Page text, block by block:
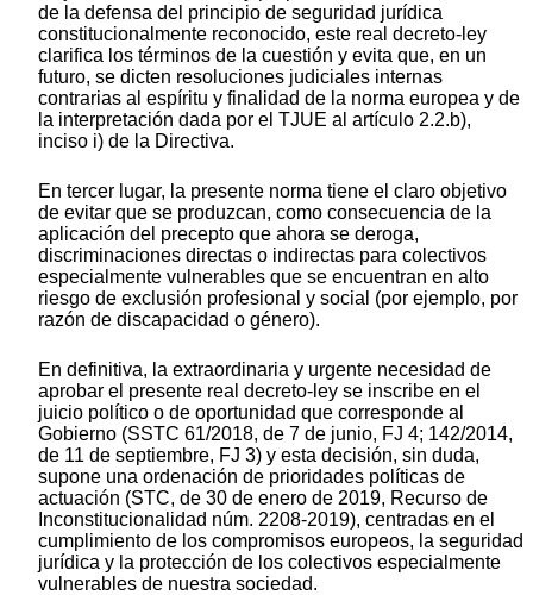
de la defensa del principio de seguridad jurídica
constitucionalmente reconocido, este real decreto-ley
clarifica los términos de la cuestión y evita que, en un
futuro, se dicten resoluciones judiciales internas
contrarias al espíritu y finalidad de la norma europea y de
la interpretación dada por el TJUE al artículo 2.2.b),
inciso i) de la Directiva.
En tercer lugar, la presente norma tiene el claro objetivo
de evitar que se produzcan, como consecuencia de la
aplicación del precepto que ahora se deroga,
discriminaciones directas o indirectas para colectivos
especialmente vulnerables que se encuentran en alto
riesgo de exclusión profesional y social (por ejemplo, por
razón de discapacidad o género).
En definitiva, la extraordinaria y urgente necesidad de
aprobar el presente real decreto-ley se inscribe en el
juicio político o de oportunidad que corresponde al
Gobierno (SSTC 61/2018, de 7 de junio, FJ 4; 142/2014,
de 11 de septiembre, FJ 3) y esta decisión, sin duda,
supone una ordenación de prioridades políticas de
actuación (STC, de 30 de enero de 2019, Recurso de
Inconstitucionalidad núm. 2208-2019), centradas en el
cumplimiento de los compromisos europeos, la seguridad
jurídica y la protección de los colectivos especialmente
vulnerables de nuestra sociedad.